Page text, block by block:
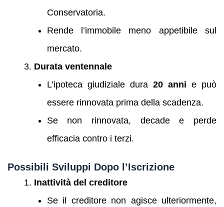
Conservatoria.
Rende l’immobile meno appetibile sul
mercato.
Durata ventennale
L’ipoteca giudiziale dura 20 anni e può
essere rinnovata prima della scadenza.
Se non rinnovata, decade e perde
efficacia contro i terzi.
Possibili Sviluppi Dopo l’Iscrizione
Inattività del creditore
Se il creditore non agisce ulteriormente,